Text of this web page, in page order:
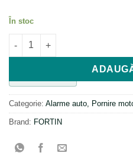
În stoc
Cantitate Cablaj dedicat
Categorie: Alarme auto, Pornire
Brand: FORTIN